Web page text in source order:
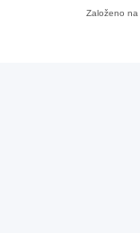
Založeno na